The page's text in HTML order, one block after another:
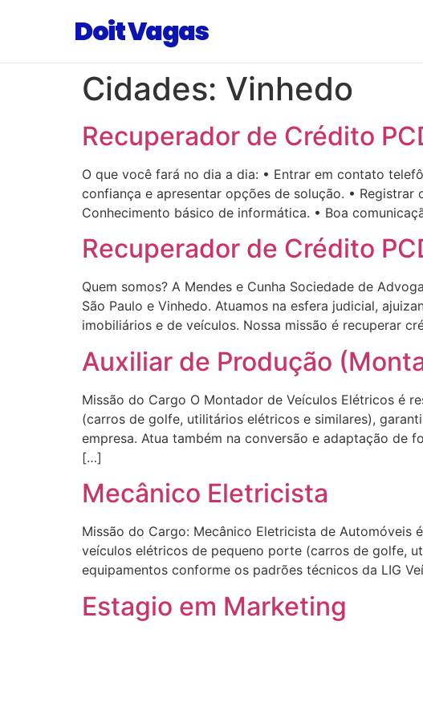
Doit Vagas
Cidades: Vinhedo
Recuperador de Crédito
O que você fará no dia a dia: • Entrar em contato
confiança e apresentar opções de solução. •
Conhecimento básico de informática. • Boa
Recuperador de Crédito
Quem somos? A Mendes e Cunha Sociedade de
São Paulo e Vinhedo. Atuamos na esfera judicial,
imobiliários e de veículos. Nossa missão é recuperar
Auxiliar de Produção
Missão do Cargo O Montador de Veículos Elétricos é
(carros de golfe, utilitários elétricos e similares),
empresa. Atua também na conversão e adaptação de
[…]
Mecânico Eletricista
Missão do Cargo: Mecânico Eletricista de Automóveis
veículos elétricos de pequeno porte (carros de golfe,
equipamentos conforme os padrões técnicos da LIG
Estagio em Marketing